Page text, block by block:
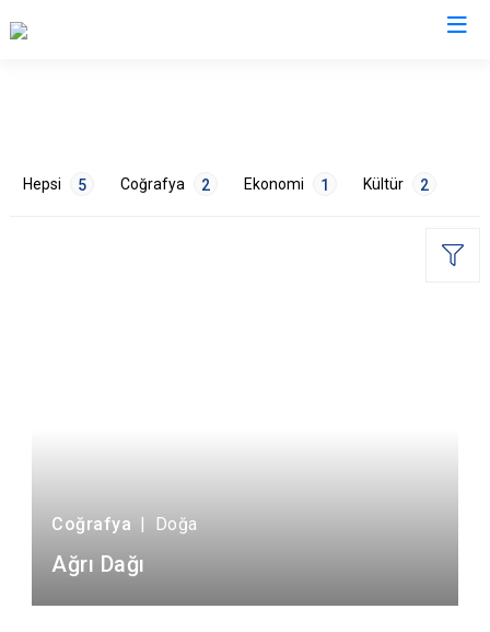
Hepsi 5 Coğrafya 2 Ekonomi 1 Kültür 2
Coğrafya | Doğa
Ağrı Dağı